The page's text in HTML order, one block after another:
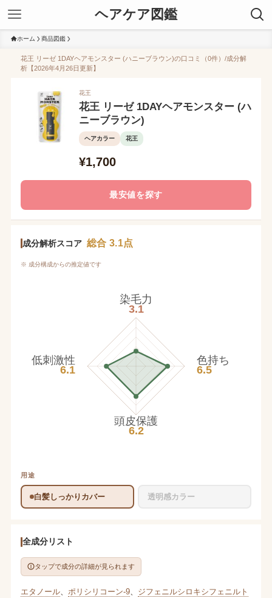
ヘアケア図鑑
ホーム 商品図鑑
花王 リーゼ 1DAYヘアモンスター (ハニーブラウン)の口コミ（0件）/成分解
析【2026年4月26日更新】
花王
花王 リーゼ 1DAYヘアモンスター (ハ
ニーブラウン)
ヘアカラー 花王
¥1,700
最安値を探す
成分解析スコア 総合 3.1点
※ 成分構成からの推定値です
染毛力
3.1
色持ち
6.5
頭皮保護
6.2
低刺激性
6.1
用途
白髪しっかりカバー 透明感カラー
全成分リスト
タップで成分の詳細が見られます
エタノール、 ポリシリコーン-9、 ジフェニルシロキシフェニルト